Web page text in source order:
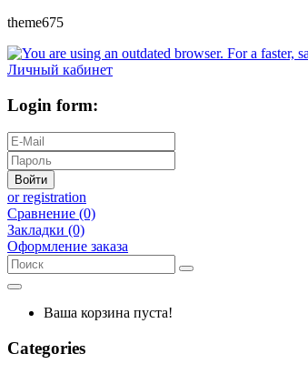
theme675
Личный кабинет
Login form:
Войти
or registration
Сравнение (0)
Закладки (0)
Оформление заказа
Ваша корзина пуста!
Categories